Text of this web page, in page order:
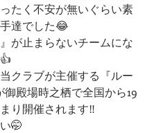
たく不安が無いぐらい素
達でした😂
』が止まらないチームにな
クラブが主催する『ルー
御殿場時之栖で全国から19
り開催されます‼︎
🤭